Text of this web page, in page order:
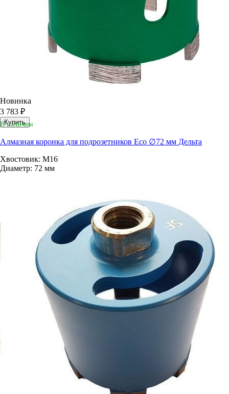
Новинка
3 783 ₽
Купить
В наличии
Алмазная коронка для подрозетников Eco ∅72 мм Дельта
Хвостовик: М16
Диаметр: 72 мм